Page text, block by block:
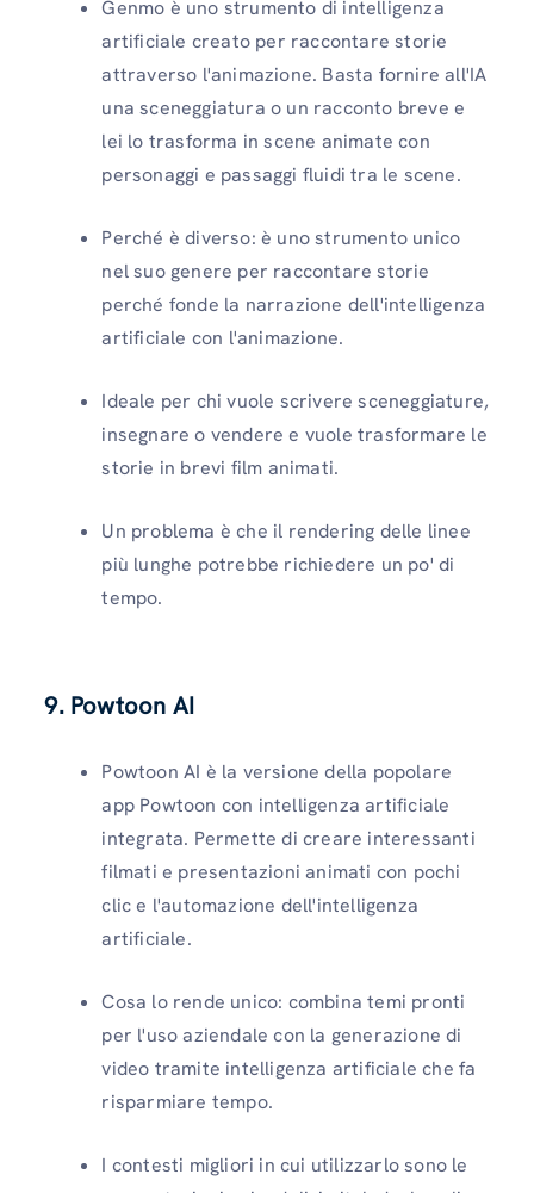
Genmo è uno strumento di intelligenza
artificiale creato per raccontare storie
attraverso l'animazione. Basta fornire all'IA
una sceneggiatura o un racconto breve e
lei lo trasforma in scene animate con
personaggi e passaggi fluidi tra le scene.
Perché è diverso: è uno strumento unico
nel suo genere per raccontare storie
perché fonde la narrazione dell'intelligenza
artificiale con l'animazione.
Ideale per chi vuole scrivere sceneggiature,
insegnare o vendere e vuole trasformare le
storie in brevi film animati.
Un problema è che il rendering delle linee
più lunghe potrebbe richiedere un po' di
tempo.
9. Powtoon AI
Powtoon AI è la versione della popolare
app Powtoon con intelligenza artificiale
integrata. Permette di creare interessanti
filmati e presentazioni animati con pochi
clic e l'automazione dell'intelligenza
artificiale.
Cosa lo rende unico: combina temi pronti
per l'uso aziendale con la generazione di
video tramite intelligenza artificiale che fa
risparmiare tempo.
I contesti migliori in cui utilizzarlo sono le